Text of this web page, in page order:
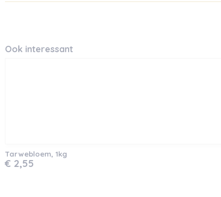
Ook interessant
Tarwebloem, 1kg
€ 2,55